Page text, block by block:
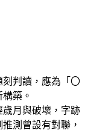
判讀，應為「〇
築。
月與破壞，字跡
測曾設有對聯，